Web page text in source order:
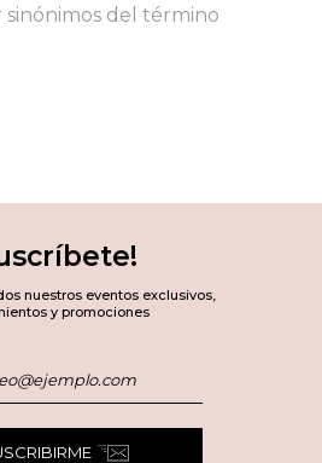
del término
nuestros eventos exclusivos,
y promociones